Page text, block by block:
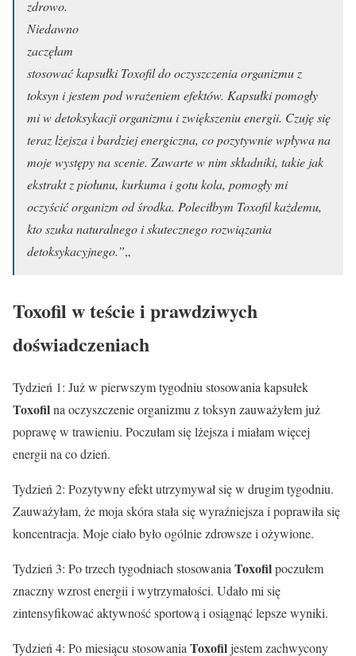
zdrowo.
Niedawno
zaczęłam
stosować kapsułki Toxofil do oczyszczenia organizmu z
toksyn i jestem pod wrażeniem efektów. Kapsułki pomogły
mi w detoksykacji organizmu i zwiększeniu energii. Czuję się
teraz lżejsza i bardziej energiczna, co pozytywnie wpływa na
moje występy na scenie. Zawarte w nim składniki, takie jak
ekstrakt z piołunu, kurkuma i gotu kola, pomogły mi
oczyścić organizm od środka. Poleciłbym Toxofil każdemu,
kto szuka naturalnego i skutecznego rozwiązania
detoksykacyjnego.”„
Toxofil w teście i prawdziwych
doświadczeniach
Tydzień 1: Już w pierwszym tygodniu stosowania kapsułek
Toxofilna oczyszczenie organizmu z toksyn zauważyłem już
poprawę w trawieniu. Poczułam się lżejsza i miałam więcej
energii na co dzień.
Tydzień 2: Pozytywny efekt utrzymywał się w drugim tygodniu.
Zauważyłam, że moja skóra stała się wyraźniejsza i poprawiła się
koncentracja. Moje ciało było ogólnie zdrowsze i ożywione.
Tydzień 3: Po trzech tygodniach stosowaniaToxofilpoczułem
znaczny wzrost energii i wytrzymałości. Udało mi się
zintensyfikować aktywność sportową i osiągnąć lepsze wyniki.
Tydzień 4: Po miesiącu stosowaniaToxofiljestem zachwycony